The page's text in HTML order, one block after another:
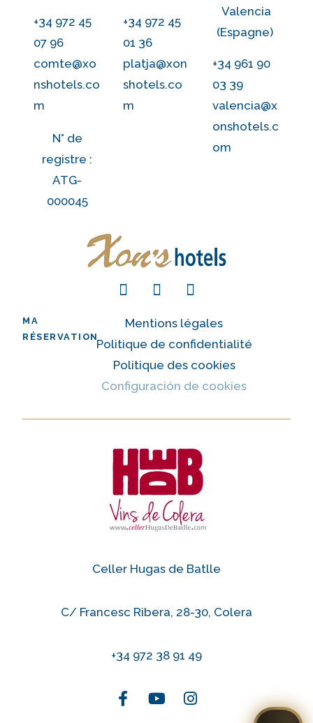
+34 972 45
07 96
comte@xo
nshotels.co
m
N° de
registre :
ATG-
000045
+34 972 45
01 36
platja@xon
shotels.co
m
Valencia
(Espagne)
+34 961 90
03 39
valencia@x
onshotels.c
om
MA
RÉSERVATION
Mentions légales
Politique de confidentialité
Politique des cookies
Configuración de cookies
Celler Hugas de Batlle
C/ Francesc Ribera, 28-30, Colera
+34 972 38 91 49